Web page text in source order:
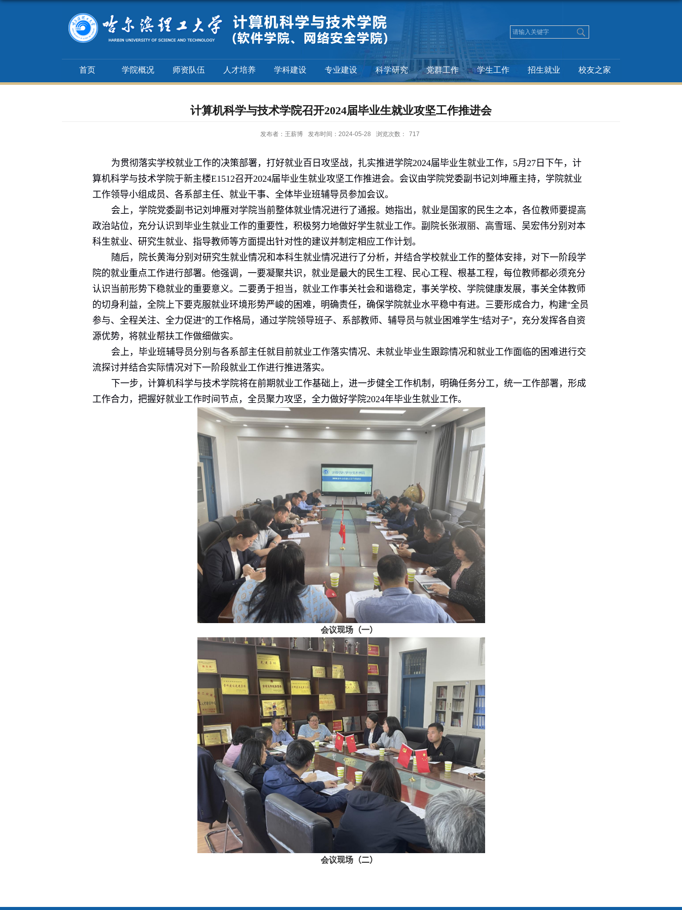
首页 学院概况 师资队伍 人才培养 学科建设 专业建设 科学研究 党群工作 学生工作 招生就业 校友之家
计算机科学与技术学院召开2024届毕业生就业攻坚工作推进会
发布者：王薪博 发布时间：2024-05-28 浏览次数： 717
为贯彻落实学校就业工作的决策部署，打好就业百日攻坚战，扎实推进学院2024届毕业生就业工作， 5月27 日下午，计
算机科学与技术学院于新主楼E1512召开2024届毕业生就业攻坚工作推进会。会议由学院党委副书记刘坤雁主持，学院就业
工作领导小组成员、各系部主任、就业干事、全体毕业班辅导员参加会议。
会上，学院党委副书记刘坤雁对学院当前整体就业情况进行了通报。她指出，就业是国家的民生之本，各位教师要提高
政治站位，充分认识到毕业生就业工作的重要性，积极努力地做好学生就业工作。副院长张淑丽、高雪瑶、吴宏伟分别对本
科生就业、研究生就业、指导教师等方面提出针对性的建议并制定相应工作计划。
随后，院长黄海分别对研究生就业情况和本科生就业情况进行了分析，并结合学校就业工作的整体安排，对下一阶段学
院的就业重点工作进行部署。他强调，一要凝聚共识，就业是最大的民生工程、民心工程、根基工程，每位教师都必须充分
认识当前形势下稳就业的重要意义。二要勇于担当，就业工作事关社会和谐稳定，事关学校、学院健康发展，事关全体教师
的切身利益，全院上下要克服就业环境形势严峻的困难，明确责任，确保学院就业水平稳中有进。三要形成合力，构建“全员
参与、全程关注、全力促进”的工作格局，通过学院领导班子、系部教师、辅导员与就业困难学生“结对子”，充分发挥各自资
源优势，将就业帮扶工作做细做实。
会上，毕业班辅导员分别与各系部主任就目前就业工作落实情况、未就业毕业生跟踪情况和就业工作面临的困难进行交
流探讨并结合实际情况对下一阶段就业工作进行推进落实。
下一步，计算机科学与技术学院将在前期就业工作基础上，进一步健全工作机制，明确任务分工，统一工作部署，形成
工作合力，把握好就业工作时间节点， 全员聚力攻坚， 全力做好学院2024年毕业生就业工作。
会议现场（一）
会议现场（二）